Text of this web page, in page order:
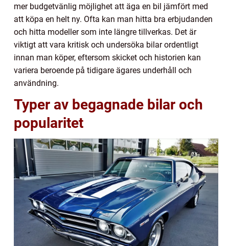
mer budgetvänlig möjlighet att äga en bil jämfört med
att köpa en helt ny. Ofta kan man hitta bra erbjudanden
och hitta modeller som inte längre tillverkas. Det är
viktigt att vara kritisk och undersöka bilar ordentligt
innan man köper, eftersom skicket och historien kan
variera beroende på tidigare ägares underhåll och
användning.
Typer av begagnade bilar och
popularitet